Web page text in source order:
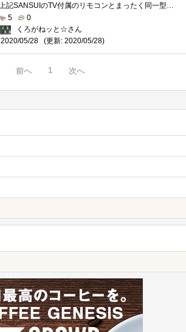
上記SANSUIのTV付属のリモコンとまったく同一型番の製品 最近一部のキーの反応がやたらと悪いな～ と中を開けてみたらかなりシンプルな感じだ�...
5
0
くろがねッと☆さん
2020/05/28
(更新: 2020/05/28)
前へ 1 次へ